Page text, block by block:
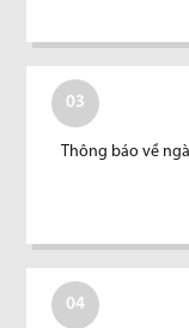
03
Thông báo về
04